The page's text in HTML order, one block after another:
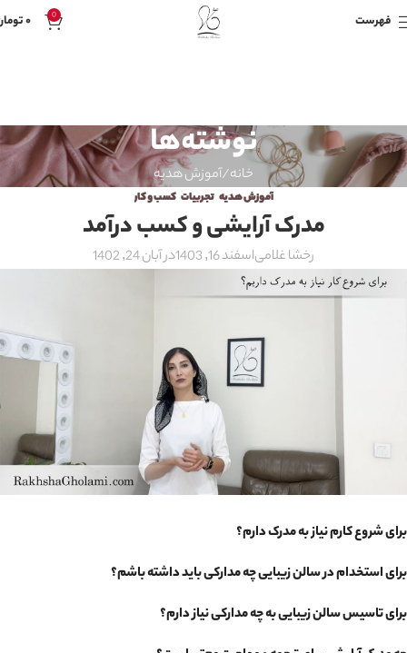
فهرست 0 ۰
نوشته‌ها
خانه آموزش هدیه
آموزش هدیه ,تجربیات ,کسب و کار
مدرک آرایشی و کسب درآمد
رخشا غلامیاسفند 16, 1403 در آبان 24, 1402
برای شروع کارم نیاز به مدرک دارم؟
برای استخدام در سالن زیبایی چه مدارکی باید داشته باشم؟
برای تاسیس سالن زیبایی به چه مدارکی نیاز دارم؟